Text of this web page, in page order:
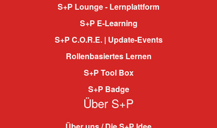
S+P Lounge - Lernplattform
S+P E-Learning
S+P C.O.R.E. | Update-Events
Rollenbasiertes Lernen
S+P Tool Box
S+P Badge
Über S+P